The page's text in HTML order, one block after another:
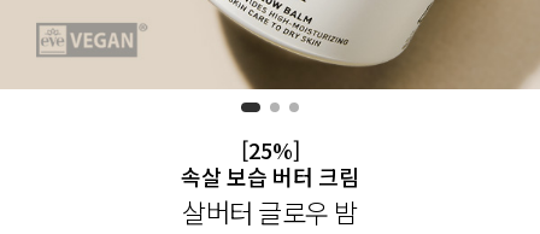
[25%]
속살 보습 버터 크림
살버터 글로우 밤